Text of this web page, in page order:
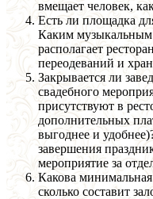
вмещает человек,
Есть ли площадка
Каким музыкальным
располагает
переодеваний и
Закрывается ли
свадебного
присутствуют в
дополнительных
выгоднее и
завершения
мероприятие за
Какова минимальная
сколько составит